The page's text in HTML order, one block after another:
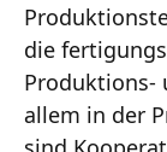
die
Produktions-
allem in der